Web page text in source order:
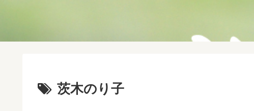
茨木のり子